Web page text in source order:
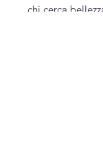
chi cerca